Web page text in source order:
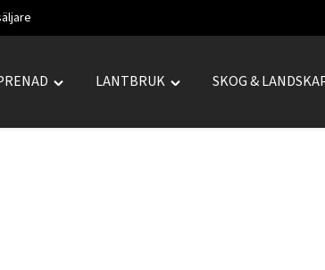
Toggle
LANTBRUK
Toggle
SKOG &